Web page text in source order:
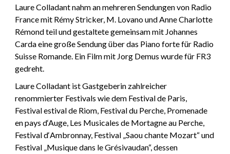
Laure Colladant nahm an mehreren Sendungen von Radio
France mit Rémy Stricker, M. Lovano und Anne Charlotte
Rémond teil und gestaltete gemeinsam mit Johannes
Carda eine große Sendung über das Piano forte für Radio
Suisse Romande. Ein Film mit Jorg Demus wurde für FR3
gedreht.
Laure Colladant ist Gastgeberin zahlreicher
renommierter Festivals wie dem Festival de Paris,
Festival estival de Riom, Festival du Perche, Promenade
en pays d‘Auge, Les Musicales de Mortagne au Perche,
Festival d‘Ambronnay, Festival „Saou chante Mozart“ und
Festival „Musique dans le Grésivaudan“, dessen